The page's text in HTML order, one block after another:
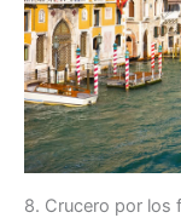
8. Crucero por los